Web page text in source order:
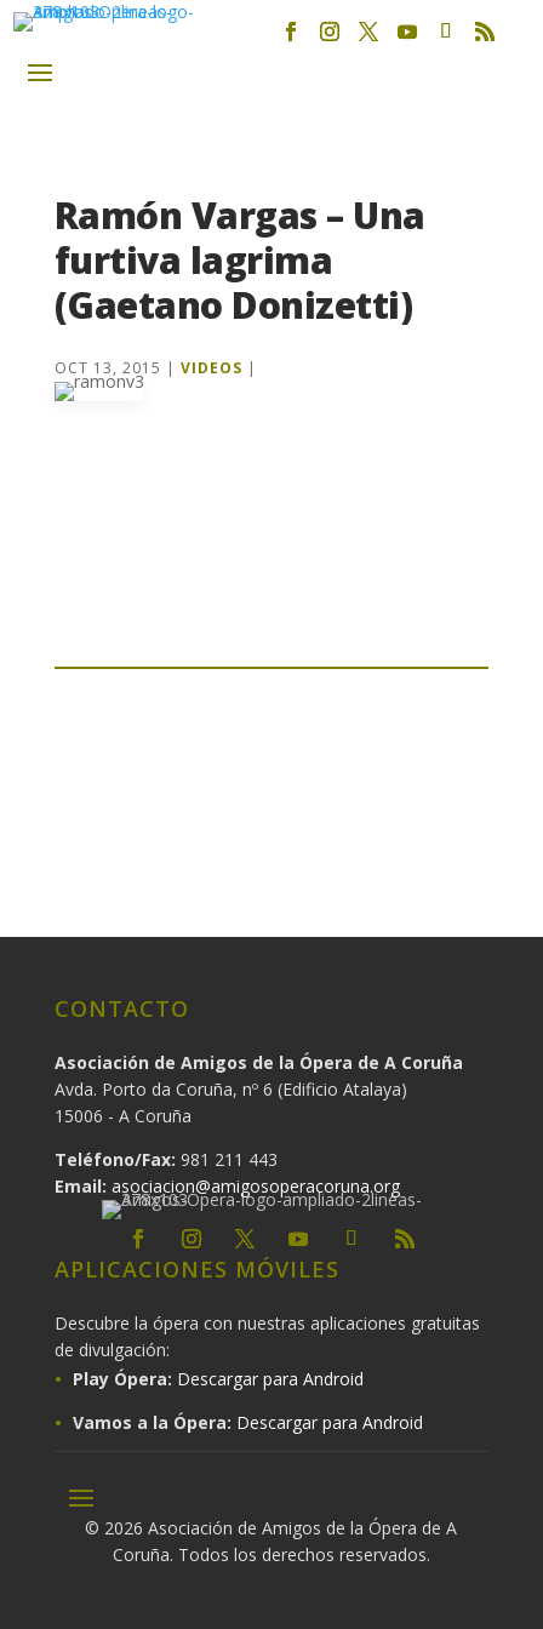
Ramón Vargas – Una
furtiva lagrima
(Gaetano Donizetti)
OCT 13, 2015 | VIDEOS |
CONTACTO
Asociación de Amigos de la Ópera de A Coruña
Avda. Porto da Coruña, nº 6 (Edificio Atalaya)
15006 - A Coruña
Teléfono/Fax: 981 211 443
Email: asociacion@amigosoperacoruna.org
APLICACIONES MÓVILES
Descubre la ópera con nuestras aplicaciones gratuitas
de divulgación:
Play Ópera: Descargar para Android
Vamos a la Ópera: Descargar para Android
© 2026 Asociación de Amigos de la Ópera de A
Coruña. Todos los derechos reservados.